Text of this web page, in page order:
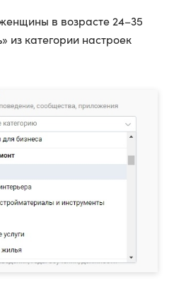
в возрасте 24–35
из категории настроек